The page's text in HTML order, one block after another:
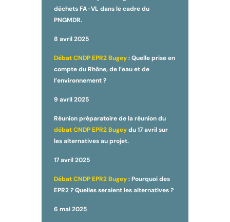
déchets FA-VL dans le cadre du
PNGMDR.
8 avril 2025
Débat CNDP EPR2 Bugey: Quelle prise en
compte du Rhône, de l’eau et de
l’environnement ?
9 avril 2025
Réunion préparatoire de la réunion du
débat CNDP EPR2 Bugeydu 17 avril sur
les alternatives au projet.
17 avril 2025
Débat CNDP EPR2 Bugey: Pourquoi des
EPR2 ? Quelles seraient les alternatives ?
6 mai 2025